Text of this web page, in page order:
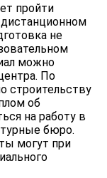
пройти
не
можно
По
строительству
об
на работу в
бюро.
могут при